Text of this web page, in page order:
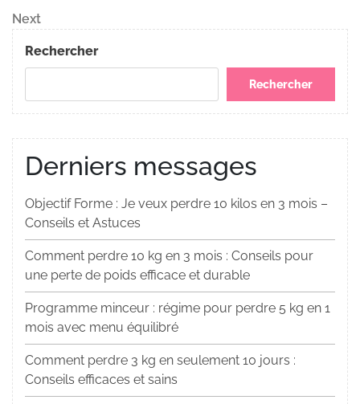
de
l’article
Next
Post
Next
Rechercher
Rechercher
Derniers messages
Objectif Forme : Je veux perdre 10 kilos en 3 mois –
Conseils et Astuces
Comment perdre 10 kg en 3 mois : Conseils pour
une perte de poids efficace et durable
Programme minceur : régime pour perdre 5 kg en 1
mois avec menu équilibré
Comment perdre 3 kg en seulement 10 jours :
Conseils efficaces et sains